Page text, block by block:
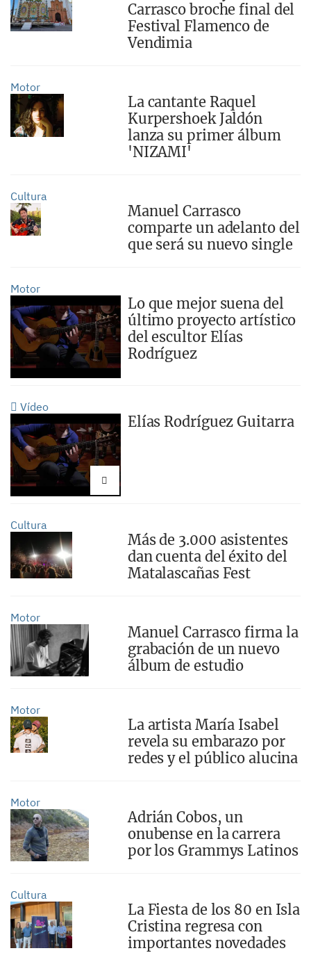
Carrasco broche final del
Festival Flamenco de
Vendimia
Motor
La cantante Raquel
Kurpershoek Jaldón
lanza su primer álbum
'NIZAMI'
Cultura
Manuel Carrasco
comparte un adelanto del
que será su nuevo single
Motor
Lo que mejor suena del
último proyecto artístico
del escultor Elías
Rodríguez
Vídeo
Elías Rodríguez Guitarra
Cultura
Más de 3.000 asistentes
dan cuenta del éxito del
Matalascañas Fest
Motor
Manuel Carrasco firma la
grabación de un nuevo
álbum de estudio
Motor
La artista María Isabel
revela su embarazo por
redes y el público alucina
Motor
Adrián Cobos, un
onubense en la carrera
por los Grammys Latinos
Cultura
La Fiesta de los 80 en Isla
Cristina regresa con
importantes novedades